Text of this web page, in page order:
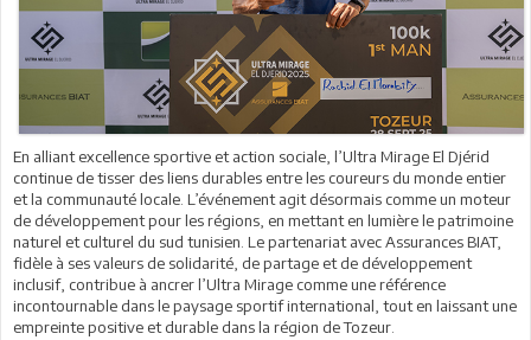
En alliant excellence sportive et action sociale, l’Ultra Mirage El Djérid
continue de tisser des liens durables entre les coureurs du monde entier
et la communauté locale. L’événement agit désormais comme un moteur
de développement pour les régions, en mettant en lumière le patrimoine
naturel et culturel du sud tunisien. Le partenariat avec Assurances BIAT,
fidèle à ses valeurs de solidarité, de partage et de développement
inclusif, contribue à ancrer l’Ultra Mirage comme une référence
incontournable dans le paysage sportif international, tout en laissant une
empreinte positive et durable dans la région de Tozeur.